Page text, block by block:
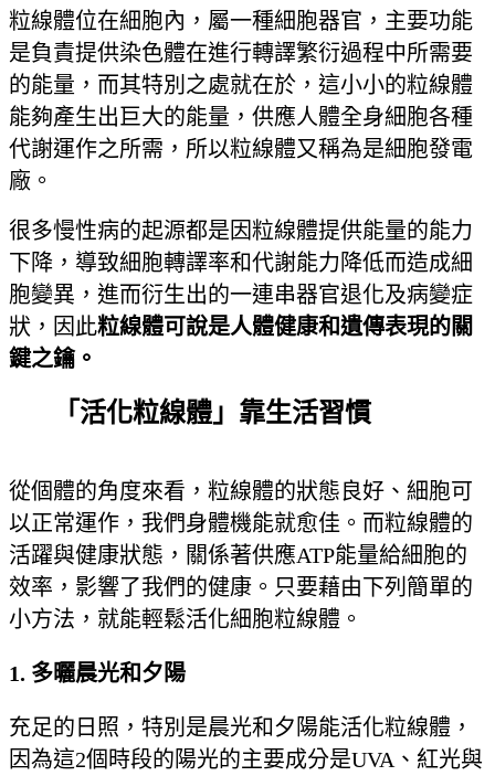
粒線體位在細胞內，屬一種細胞器官，主要功能
是負責提供染色體在進行轉譯繁衍過程中所需要
的能量，而其特別之處就在於，這小小的粒線體
能夠產生出巨大的能量，供應人體全身細胞各種
代謝運作之所需，所以粒線體又稱為是細胞發電
廠。
很多慢性病的起源都是因粒線體提供能量的能力
下降，導致細胞轉譯率和代謝能力降低而造成細
胞變異，進而衍生出的一連串器官退化及病變症
狀，因此粒線體可說是人體健康和遺傳表現的關
鍵之鑰。
「活化粒線體」靠生活習慣
從個體的角度來看，粒線體的狀態良好、細胞可
以正常運作，我們身體機能就愈佳。而粒線體的
活躍與健康狀態，關係著供應ATP能量給細胞的
效率，影響了我們的健康。只要藉由下列簡單的
小方法，就能輕鬆活化細胞粒線體。
1. 多曬晨光和夕陽
充足的日照，特別是晨光和夕陽能活化粒線體，
因為這2個時段的陽光的主要成分是UVA、紅光與